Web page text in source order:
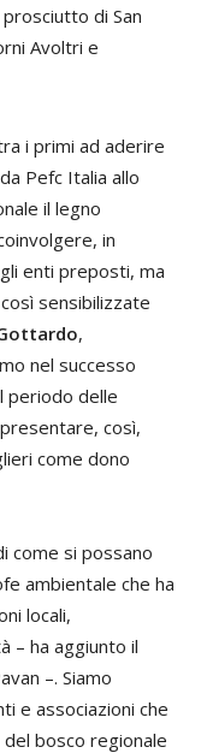
di San
Avoltri e
i primi ad aderire
Pefc Italia allo
il legno
in
enti preposti, ma
sensibilizzate
,
nel successo
periodo delle
così,
come dono
come si possano
ambientale che ha
locali,
– ha aggiunto il
–. Siamo
e associazioni che
bosco regionale